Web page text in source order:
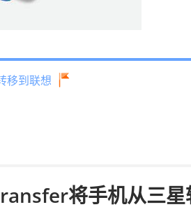
移到联想
将手机从三星